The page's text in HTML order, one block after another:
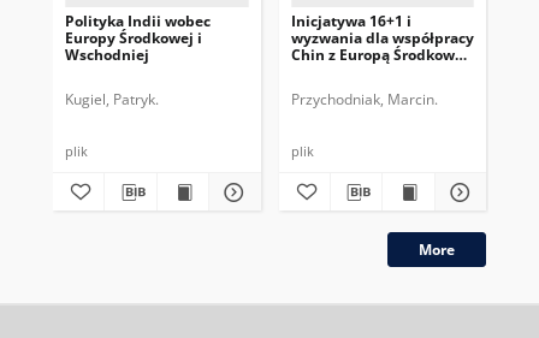
Polityka Indii wobec
Europy Środkowej i
Wschodniej
Kugiel, Patryk.
plik
Inicjatywa 16+1 i
wyzwania dla współpracy
Chin z Europą Środkowo-
Przychodniak, Marcin.
plik
More